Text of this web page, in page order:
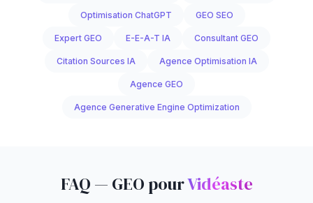
Optimisation ChatGPT GEO SEO
Expert GEO E-E-A-T IA Consultant GEO
Citation Sources IA Agence Optimisation IA
Agence GEO
Agence Generative Engine Optimization
FAQ — GEO pourVidéaste